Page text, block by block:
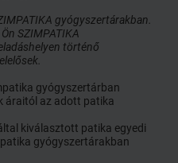
gyógyszertárakban.
SZIMPATIKA
történő
gyógyszertárban
áraitól az adott patika
kiválasztott patika egyedi
gyógyszertárakban